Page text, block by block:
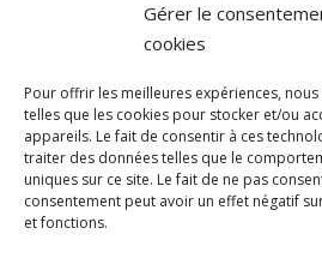
Gérer le
cookies
Pour offrir les meilleures expériences,
telles que les cookies pour stocker et/ou
appareils. Le fait de consentir à ces
traiter des données telles que le
uniques sur ce site. Le fait de ne pas
consentement peut avoir un effet négatif
et fonctions.